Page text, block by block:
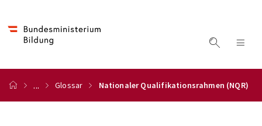
... Glossar Nationaler Qualifikationsrahmen (NQR)